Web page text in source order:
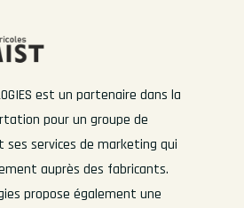
est un partenaire dans la
pour un groupe de
services de marketing qui
auprès des fabricants.
propose également une